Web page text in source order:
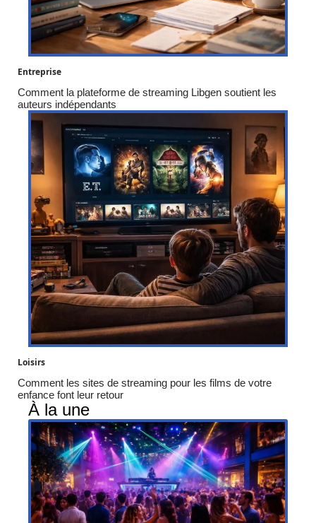
Entreprise
Comment la plateforme de streaming Libgen soutient les
auteurs indépendants
Loisirs
Comment les sites de streaming pour les films de votre
enfance font leur retour
À la une